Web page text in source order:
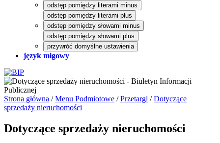
odstęp pomiędzy literami minus
odstęp pomiędzy literami plus
odstęp pomiędzy słowami minus
odstęp pomiędzy słowami plus
przywróć domyślne ustawienia
język migowy
Strona główna /Menu Podmiotowe /Przetargi /Dotyczące
sprzedaży nieruchomości
Dotyczące sprzedaży nieruchomości